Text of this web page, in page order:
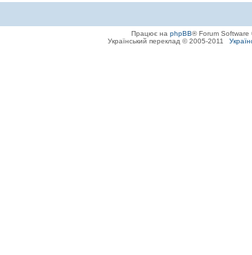
Працює на phpBB® Forum Software
Український переклад © 2005-2011